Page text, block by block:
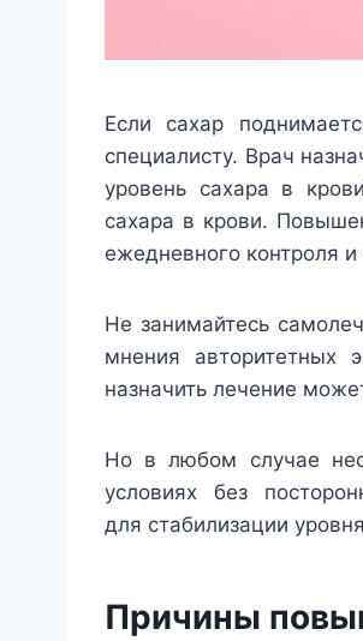
Если сахар
специалисту. Врач
уровень сахара в
сахара в крови.
ежедневного контроля
Не занимайтесь
мнения авторитетных
назначить лечение
Но в любом случае
условиях без
для стабилизации
Причины